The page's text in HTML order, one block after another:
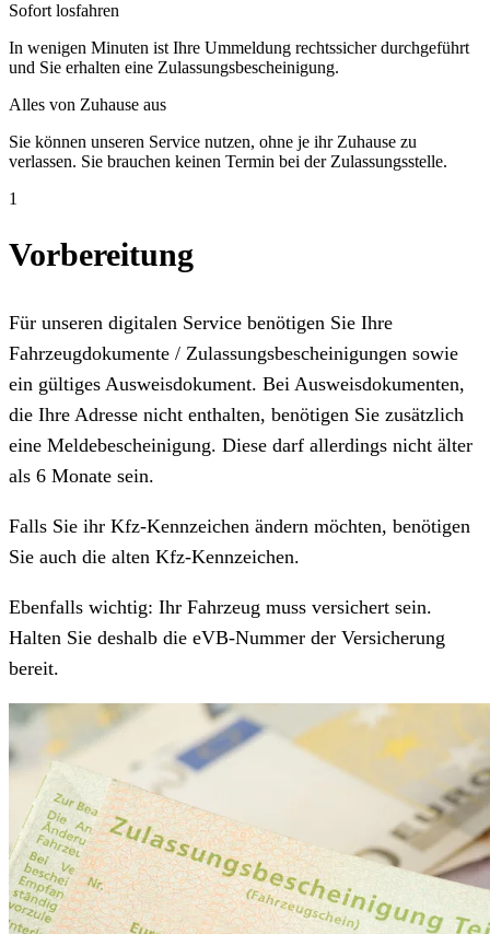
Sofort losfahren
In wenigen Minuten ist Ihre Ummeldung rechtssicher durchgeführt
und Sie erhalten eine Zulassungsbescheinigung.
Alles von Zuhause aus
Sie können unseren Service nutzen, ohne je ihr Zuhause zu
verlassen. Sie brauchen keinen Termin bei der Zulassungsstelle.
1
Vorbereitung
Für unseren digitalen Service benötigen Sie Ihre
Fahrzeugdokumente / Zulassungsbescheinigungen sowie
ein gültiges Ausweisdokument. Bei Ausweisdokumenten,
die Ihre Adresse nicht enthalten, benötigen Sie zusätzlich
eine Meldebescheinigung. Diese darf allerdings nicht älter
als 6 Monate sein.
Falls Sie ihr Kfz-Kennzeichen ändern möchten, benötigen
Sie auch die alten Kfz-Kennzeichen.
Ebenfalls wichtig: Ihr Fahrzeug muss versichert sein.
Halten Sie deshalb die eVB-Nummer der Versicherung
bereit.